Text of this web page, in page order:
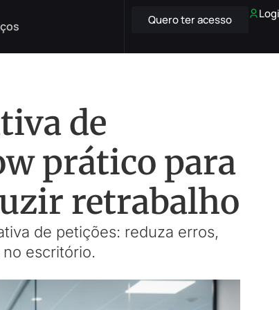
Quero ter acesso
de
prático para
retrabalho
de petições: reduza erros,
escritório.